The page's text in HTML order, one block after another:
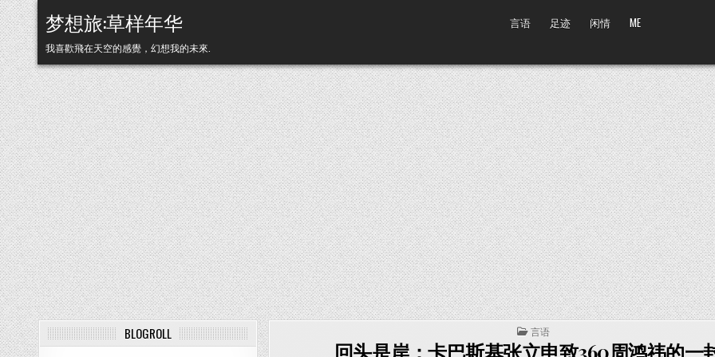
Skip to content
梦想旅:草样年华
我喜歡飛在天空的感覺，幻想我的未來.
言语 足迹 闲情 ME
BLOGROLL POSTED IN
言语
回头是岸：卡巴斯基张立申致360周鸿祎的一